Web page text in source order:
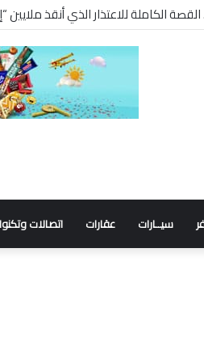
القصة الكاملة للاعتذار الذي أنقذ
سيــارات عقارات اتصالات